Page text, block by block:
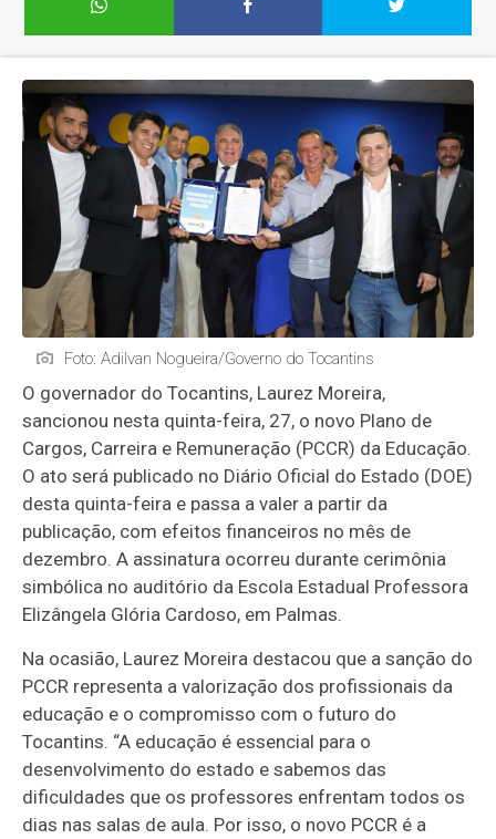
Foto: Adilvan Nogueira/Governo do Tocantins
O governador do Tocantins, Laurez Moreira,
sancionou nesta quinta-feira, 27, o novo Plano de
Cargos, Carreira e Remuneração (PCCR) da Educação.
O ato será publicado no Diário Oficial do Estado (DOE)
desta quinta-feira e passa a valer a partir da
publicação, com efeitos financeiros no mês de
dezembro. A assinatura ocorreu durante cerimônia
simbólica no auditório da Escola Estadual Professora
Elizângela Glória Cardoso, em Palmas.
Na ocasião, Laurez Moreira destacou que a sanção do
PCCR representa a valorização dos profissionais da
educação e o compromisso com o futuro do
Tocantins. “A educação é essencial para o
desenvolvimento do estado e sabemos das
dificuldades que os professores enfrentam todos os
dias nas salas de aula. Por isso, o novo PCCR é a